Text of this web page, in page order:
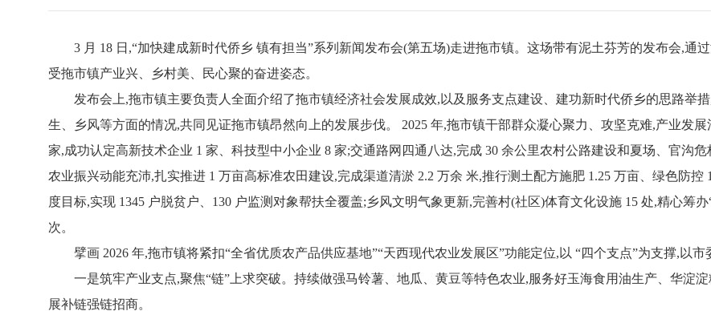
3 月 18 日,“加快建成新时代侨乡 镇有担当”系列新闻发布会(第五场)走进拖市镇。这场带有泥土芬芳的发布会,通
受拖市镇产业兴、乡村美、民心聚的奋进姿态。
发布会上,拖市镇主要负责人全面介绍了拖市镇经济社会发展成效,以及服务支点建设、建功新时代侨乡的思路举
生、乡风等方面的情况,共同见证拖市镇昂然向上的发展步伐。 2025 年,拖市镇干部群众凝心聚力、攻坚克难,产业发
家,成功认定高新技术企业 1 家、科技型中小企业 8 家;交通路网四通八达,完成 30 余公里农村公路建设和夏场、官沟
农业振兴动能充沛,扎实推进 1 万亩高标准农田建设,完成渠道清淤 2.2 万余 米,推行测土配方施肥 1.25 万亩、绿色防
度目标,实现 1345 户脱贫户、130 户监测对象帮扶全覆盖;乡风文明气象更新,完善村(社区)体育文化设施 15 处,精心筹
次。
擘画 2026 年,拖市镇将紧扣“全省优质农产品供应基地”“天西现代农业发展区”功能定位,以 “四个支点”为支撑,以
一是筑牢产业支点,聚焦“链”上求突破。持续做强马铃薯、地瓜、黄豆等特色农业,服务好玉海食用油生产、华淀
展补链强链招商。